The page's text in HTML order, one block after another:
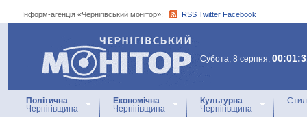
Інформ-агенція «Чернігівський монітор»: RSS Twitter Facebook
Інформ-агенція
«Чернігівський монітор»
Субота, 8 серпня,
Політична
Чернігівщина
Економічна
Чернігівщина
Культурна
Чернігівщина